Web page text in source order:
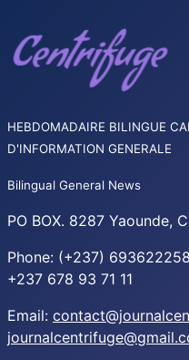
HEBDOMADAIRE BILINGUE
D'INFORMATION GENERALE
Bilingual General News
PO BOX. 8287 Yaounde,
Phone: (+237)
+237 678 93 71 11
Email: